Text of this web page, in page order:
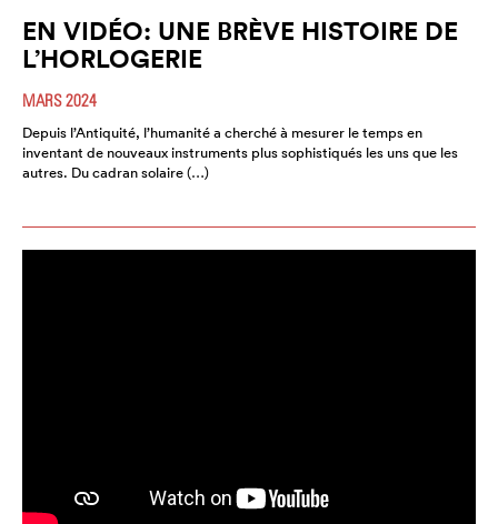
EN VIDÉO: UNE BRÈVE HISTOIRE DE
L’HORLOGERIE
MARS 2024
Depuis l’Antiquité, l’humanité a cherché à mesurer le temps en
inventant de nouveaux instruments plus sophistiqués les uns que les
autres. Du cadran solaire (…)